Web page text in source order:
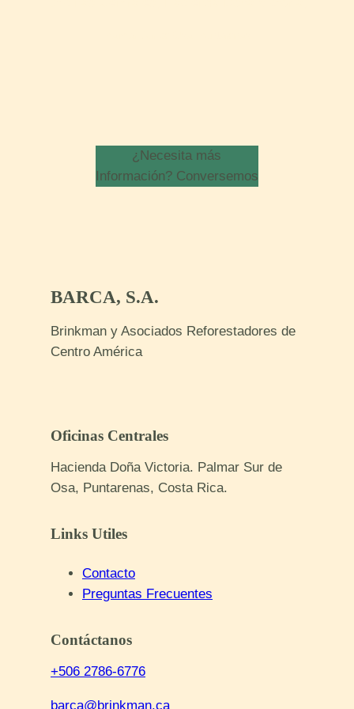
¿Necesita más
Información? Conversemos
BARCA, S.A.
Brinkman y Asociados Reforestadores de
Centro América
Oficinas Centrales
Hacienda Doña Victoria. Palmar Sur de
Osa, Puntarenas, Costa Rica.
Links Utiles
Contacto
Preguntas Frecuentes
Contáctanos
+506 2786-6776
barca@brinkman.ca